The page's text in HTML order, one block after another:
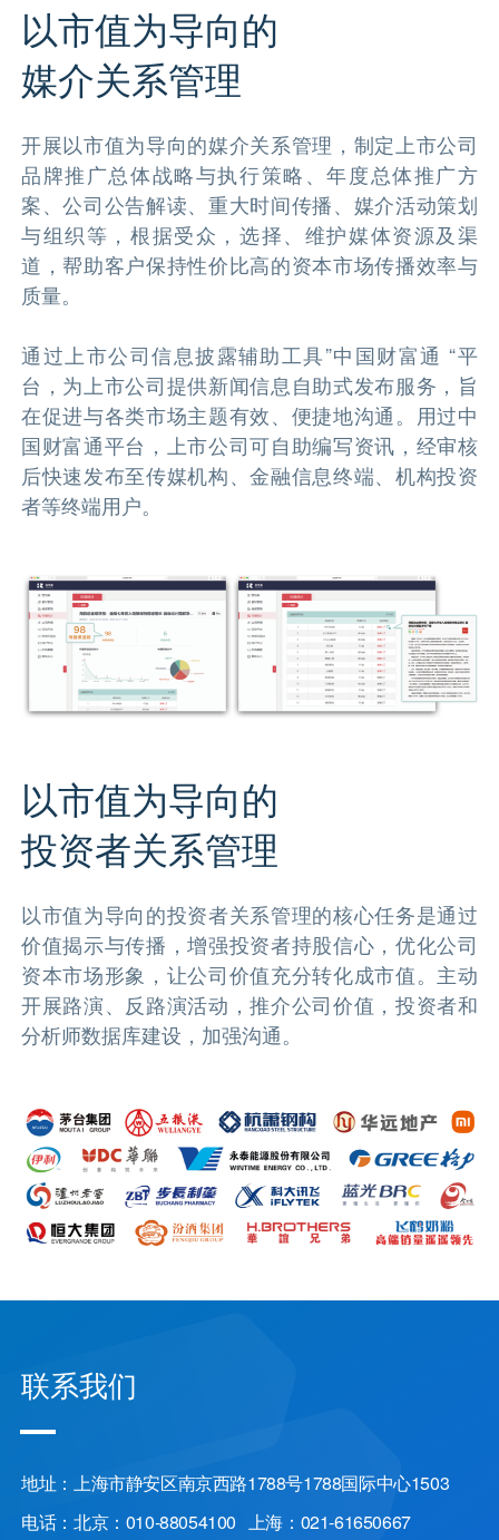
以市值为导向的
媒介关系管理
开展以市值为导向的媒介关系管理，制定上市公司
品牌推广总体战略与执行策略、年度总体推广方
案、公司公告解读、重大时间传播、媒介活动策划
与组织等，根据受众，选择、维护媒体资源及渠
道，帮助客户保持性价比高的资本市场传播效率与
质量。
通过上市公司信息披露辅助工具”中国财富通 “平
台，为上市公司提供新闻信息自助式发布服务，旨
在促进与各类市场主题有效、便捷地沟通。用过中
国财富通平台，上市公司可自助编写资讯，经审核
后快速发布至传媒机构、金融信息终端、机构投资
者等终端用户。
以市值为导向的
投资者关系管理
以市值为导向的投资者关系管理的核心任务是通过
价值揭示与传播，增强投资者持股信心，优化公司
资本市场形象，让公司价值充分转化成市值。主动
开展路演、反路演活动，推介公司价值，投资者和
分析师数据库建设，加强沟通。
联系我们
地址：上海市静安区南京西路1788号1788国际中心1503
电话：北京：010-88054100 上海：021-61650667